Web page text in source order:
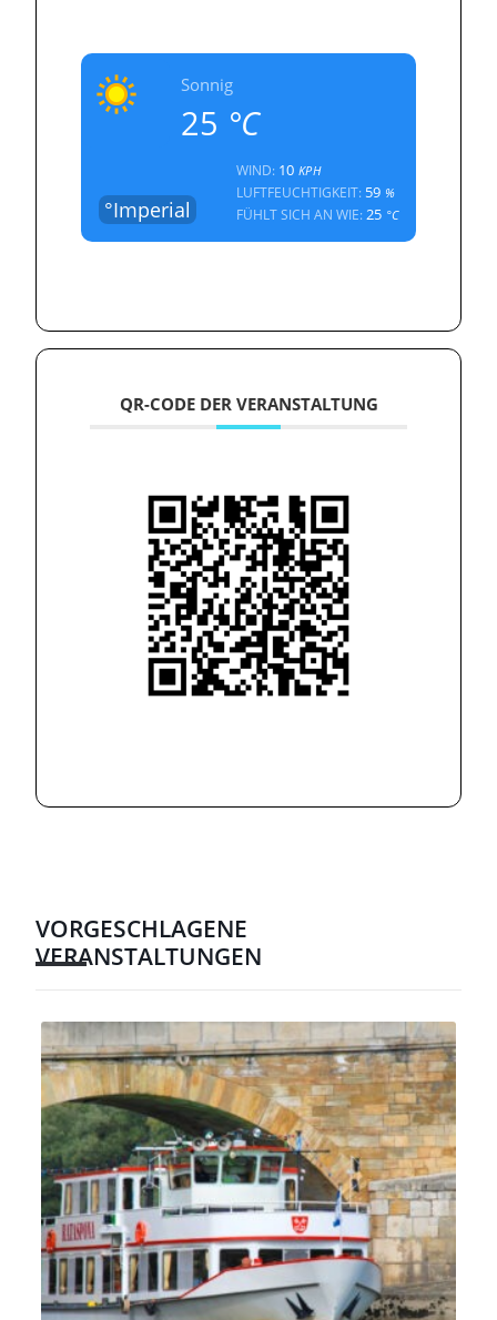
Sonnig
25 °C
°Imperial
WIND: 10 KPH
LUFTFEUCHTIGKEIT: 59 %
FÜHLT SICH AN WIE:25 °C
QR-CODE DER VERANSTALTUNG
VORGESCHLAGENE
VERANSTALTUNGEN